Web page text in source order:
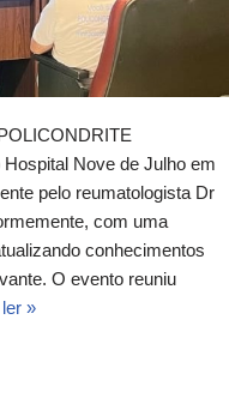
Nove de Julho em
pelo reumatologista Dr
com uma
conhecimentos
O evento reuniu
»